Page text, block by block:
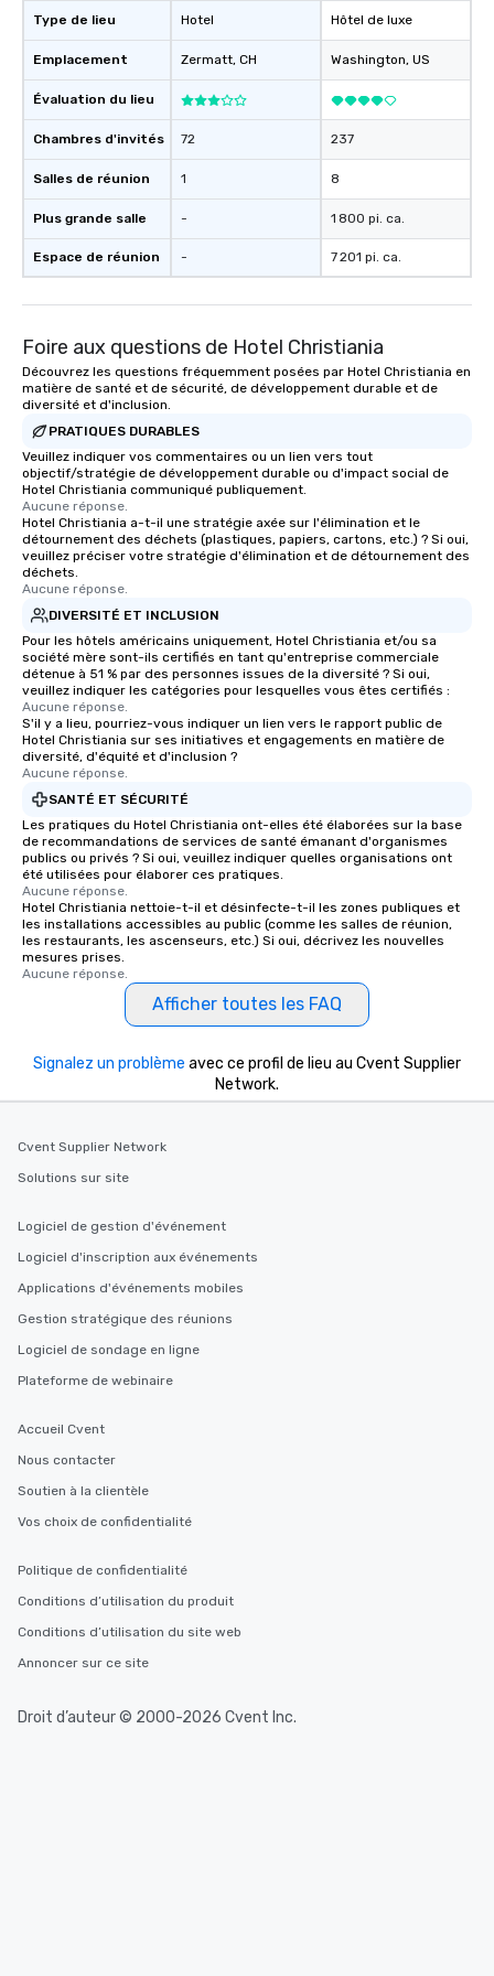
Type de lieu
Emplacement
Évaluation du lieu
Chambres d'invités
Salles de réunion
Plus grande salle
Espace de réunion
Hotel
Zermatt, CH
72
1
-
-
Hôtel de luxe
Washington, US
237
8
1 800 pi. ca.
7 201 pi. ca.
Foire aux questions de Hotel Christiania
Découvrez les questions fréquemment posées par Hotel Christiania en
matière de santé et de sécurité, de développement durable et de
diversité et d'inclusion.
PRATIQUES DURABLES
Veuillez indiquer vos commentaires ou un lien vers tout
objectif/stratégie de développement durable ou d'impact social de
Hotel Christiania communiqué publiquement.
Aucune réponse.
Hotel Christiania a-t-il une stratégie axée sur l'élimination et le
détournement des déchets (plastiques, papiers, cartons, etc.) ? Si oui,
veuillez préciser votre stratégie d'élimination et de détournement des
déchets.
Aucune réponse.
DIVERSITÉ ET INCLUSION
Pour les hôtels américains uniquement, Hotel Christiania et/ou sa
société mère sont-ils certifiés en tant qu'entreprise commerciale
détenue à 51 % par des personnes issues de la diversité ? Si oui,
veuillez indiquer les catégories pour lesquelles vous êtes certifiés :
Aucune réponse.
S'il y a lieu, pourriez-vous indiquer un lien vers le rapport public de
Hotel Christiania sur ses initiatives et engagements en matière de
diversité, d'équité et d'inclusion ?
Aucune réponse.
SANTÉ ET SÉCURITÉ
Les pratiques du Hotel Christiania ont-elles été élaborées sur la base
de recommandations de services de santé émanant d'organismes
publics ou privés ? Si oui, veuillez indiquer quelles organisations ont
été utilisées pour élaborer ces pratiques.
Aucune réponse.
Hotel Christiania nettoie-t-il et désinfecte-t-il les zones publiques et
les installations accessibles au public (comme les salles de réunion,
les restaurants, les ascenseurs, etc.) Si oui, décrivez les nouvelles
mesures prises.
Aucune réponse.
Afficher toutes les FAQ
Signalez un problème avec ce profil de lieu au Cvent Supplier
Network.
Cvent Supplier Network
Solutions sur site
Logiciel de gestion d'événement
Logiciel d'inscription aux événements
Applications d'événements mobiles
Gestion stratégique des réunions
Logiciel de sondage en ligne
Plateforme de webinaire
Accueil Cvent
Nous contacter
Soutien à la clientèle
Vos choix de confidentialité
Politique de confidentialité
Conditions d’utilisation du produit
Conditions d’utilisation du site web
Annoncer sur ce site
Droit d’auteur © 2000-2026 Cvent Inc.